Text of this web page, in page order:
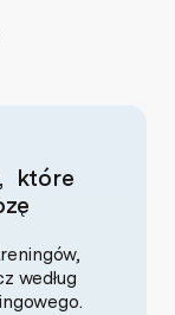
które
według